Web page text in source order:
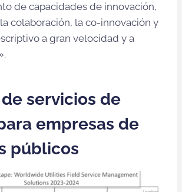
de capacidades de innovación,
colaboración, la co-innovación y
a gran velocidad y a
servicios de
empresas de
públicos